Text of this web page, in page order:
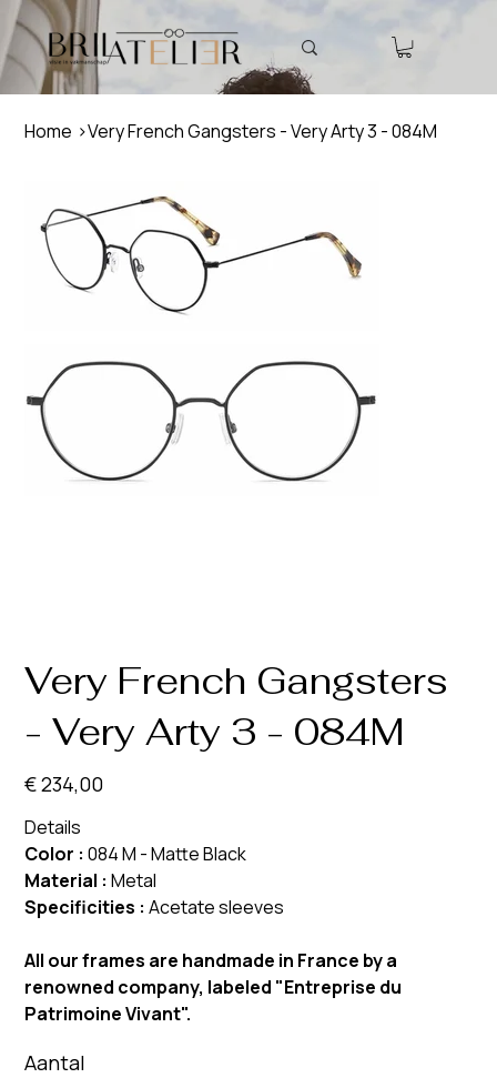
Home >Very French Gangsters - Very Arty 3 - 084M
Very French Gangsters
- Very Arty 3 - 084M
Prijs
€ 234,00
Details
Color :084 M - Matte Black
Material :Metal
Specificities : Acetate sleeves
All our frames are handmade in France by a
renowned company, labeled "Entreprise du
Patrimoine Vivant".
Aantal